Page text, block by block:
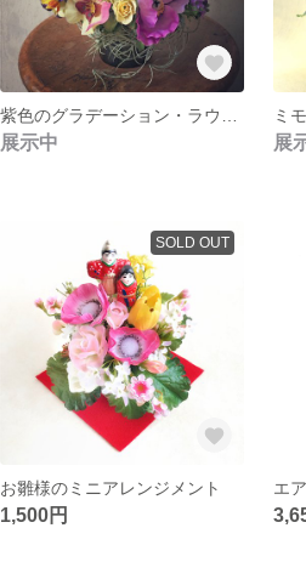
展示中
ミ
展
SOLD OUT
お雛様のミニアレンジメント
1,500円